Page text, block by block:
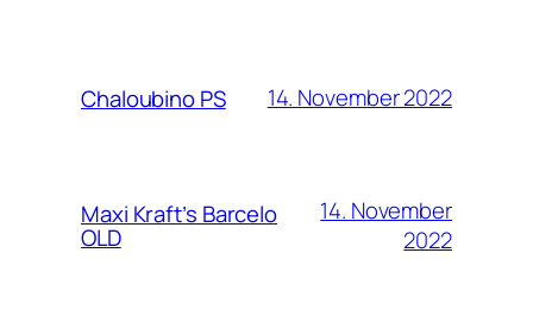
Chaloubino PS 14. November 2022
Maxi Kraft’s Barcelo
OLD
14. November
2022